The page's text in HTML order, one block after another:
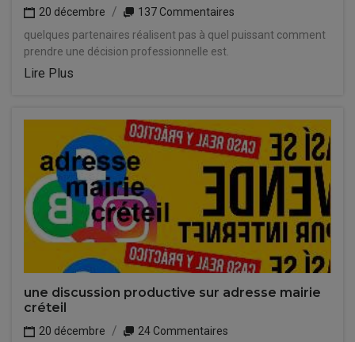
20 décembre
137 Commentaires
quelques partenaires réalisent pas à quel puissant comment
prendre une décision professionnelle est.
Lire Plus
une discussion productive sur adresse mairie
créteil
20 décembre
24 Commentaires